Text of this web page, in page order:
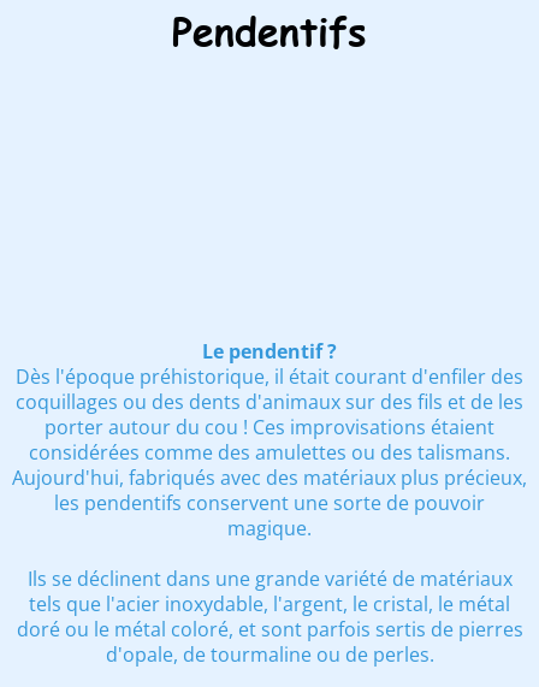
Pendentifs
Le pendentif ?
Dès l'époque préhistorique, il était courant d'enfiler des
coquillages ou des dents d'animaux sur des fils et de les
porter autour du cou ! Ces improvisations étaient
considérées comme des amulettes ou des talismans.
Aujourd'hui, fabriqués avec des matériaux plus précieux,
les pendentifs conservent une sorte de pouvoir
magique.
Ils se déclinent dans une grande variété de matériaux
tels que l'acier inoxydable, l'argent, le cristal, le métal
doré ou le métal coloré, et sont parfois sertis de pierres
d'opale, de tourmaline ou de perles.